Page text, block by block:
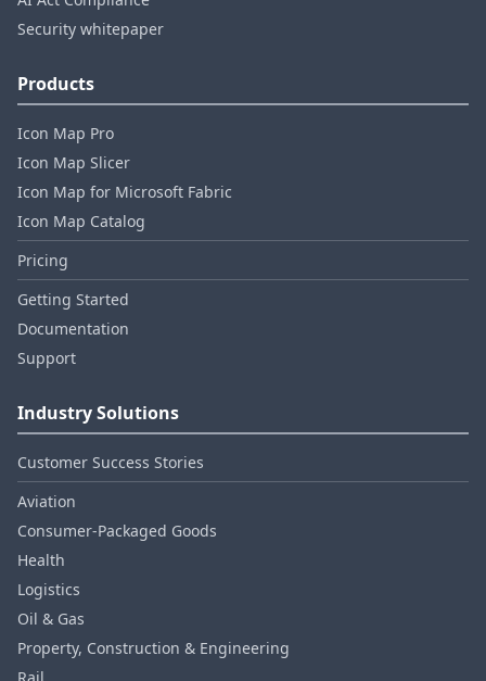
Security whitepaper
Products
Icon Map Pro
Icon Map Slicer
Icon Map for Microsoft Fabric
Icon Map Catalog
Pricing
Getting Started
Documentation
Support
Industry Solutions
Customer Success Stories
Aviation
Consumer‑Packaged Goods
Health
Logistics
Oil & Gas
Property, Construction & Engineering